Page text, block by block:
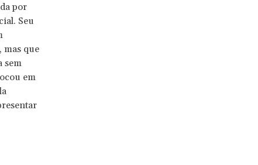
por
Seu
mas que
sem
em